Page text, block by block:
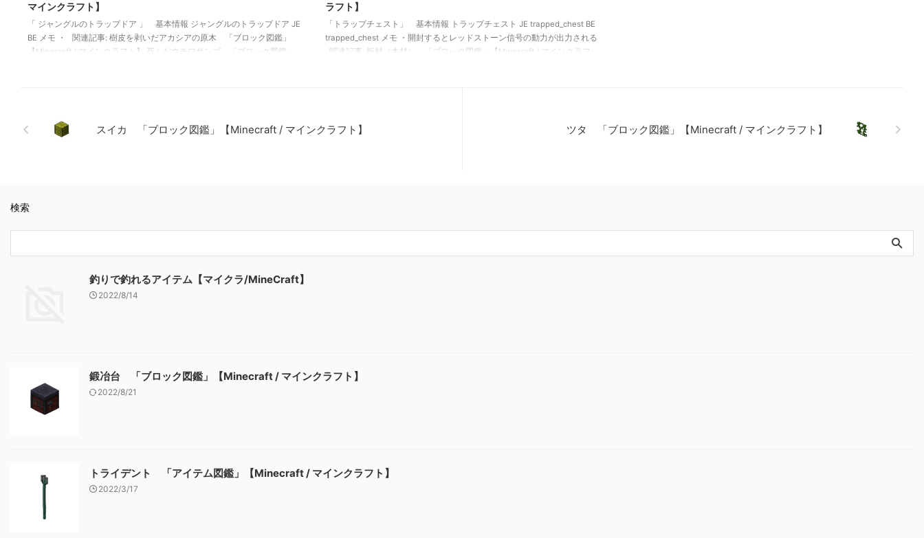
【Minecraft / マインクラフト】
マインクラフト】
「 ジャングルのトラップドア 」 基本情報 ジャングルのトラップドア JE
BE メモ ・ 関連記事: 樹皮を剥いだアカシアの原木 「ブロック図鑑」
【Minecraft / マインクラフト】 死んだウチワサンゴ 「ブロック図鑑」
ラフト】
「トラップチェスト」 基本情報 トラップチェスト JE trapped_chest BE
trapped_chest メモ ・開封するとレッドストーン信号の動力が出力される
関連記事: 板材（木材） 「ブロック図鑑」【Minecraft / マインクラフ
スイカ 「ブロック図鑑」【Minecraft / マインクラフト】 ツタ 「ブロック図鑑」【Minecraft / マインクラフト】
検索
釣りで釣れるアイテム【マイクラ/MineCraft】
2022/8/14
鍛冶台 「ブロック図鑑」【Minecraft / マインクラフト】
2022/8/21
トライデント 「アイテム図鑑」【Minecraft / マインクラフト】
2022/3/17